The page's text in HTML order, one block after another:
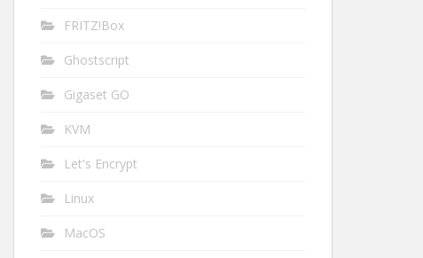
FRITZ!Box
Ghostscript
Gigaset GO
KVM
Let's Encrypt
Linux
MacOS